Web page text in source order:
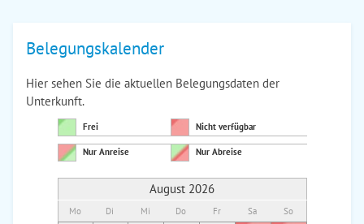
Belegungskalender
Hier sehen Sie die aktuellen Belegungsdaten der
Unterkunft.
Frei Nicht verfügbar
Nur Anreise Nur Abreise
August 2026
Mo Di Mi Do Fr Sa So